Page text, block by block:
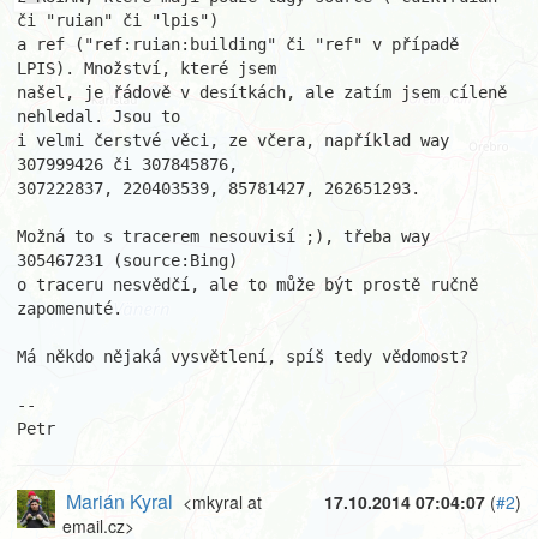
či "ruian" či "lpis")
a ref ("ref:ruian:building" či "ref" v případě
LPIS). Množství, které jsem
našel, je řádově v desítkách, ale zatím jsem cíleně
nehledal. Jsou to
i velmi čerstvé věci, ze včera, například way
307999426 či 307845876,
307222837, 220403539, 85781427, 262651293.
Možná to s tracerem nesouvisí ;), třeba way
305467231 (source:Bing)
o traceru nesvědčí, ale to může být prostě ručně
zapomenuté.
Má někdo nějaká vysvětlení, spíš tedy vědomost?
--
Petr
17.10.2014 07:04:07 (#2)
Marián Kyral <mkyral at
email.cz>